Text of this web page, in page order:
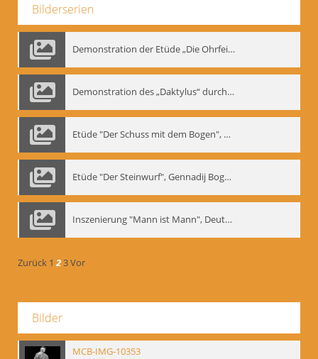
Bilderserien
Demonstration der Etüde „Die Ohrfeige“
Demonstration des „Daktylus“ durch Gennadij Nikolajewitsch Bogdanow, Berlin 1991
Etüde "Der Schuss mit dem Bogen", Gennadij Bogdanow
Etüde "Der Steinwurf", Gennadij Bogdanow
Inszenierung "Mann ist Mann", Deutsches Theater Berlin, 1997
Zurück 1 23Vor
Bilder
MCB-IMG-10353